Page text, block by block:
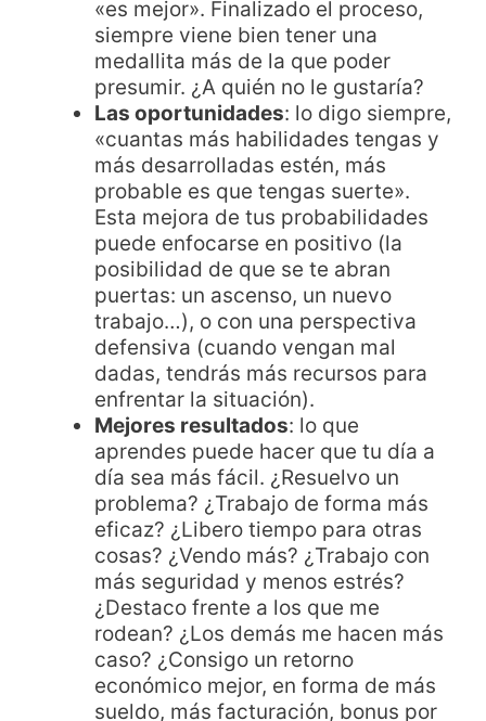
«es mejor». Finalizado el proceso,
siempre viene bien tener una
medallita más de la que poder
presumir. ¿A quién no le gustaría?
Las oportunidades: lo digo siempre,
«cuantas más habilidades tengas y
más desarrolladas estén, más
probable es que tengas suerte».
Esta mejora de tus probabilidades
puede enfocarse en positivo (la
posibilidad de que se te abran
puertas: un ascenso, un nuevo
trabajo…), o con una perspectiva
defensiva (cuando vengan mal
dadas, tendrás más recursos para
enfrentar la situación).
Mejores resultados: lo que
aprendes puede hacer que tu día a
día sea más fácil. ¿Resuelvo un
problema? ¿Trabajo de forma más
eficaz? ¿Libero tiempo para otras
cosas? ¿Vendo más? ¿Trabajo con
más seguridad y menos estrés?
¿Destaco frente a los que me
rodean? ¿Los demás me hacen más
caso? ¿Consigo un retorno
económico mejor, en forma de más
sueldo, más facturación, bonus por